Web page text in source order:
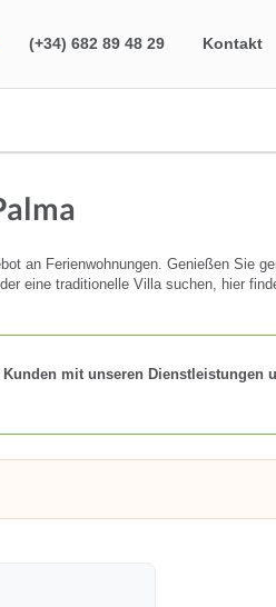
(+34) 682 89 48 29 Kontakt
an Ferienwohnungen. Genießen Sie
eine traditionelle Villa suchen, hier
mit unseren Dienstleistungen